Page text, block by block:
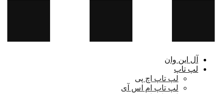
آل این وان
لپ تاپ
لپ تاپ اچ پی
لپ تاپ ام اس آی